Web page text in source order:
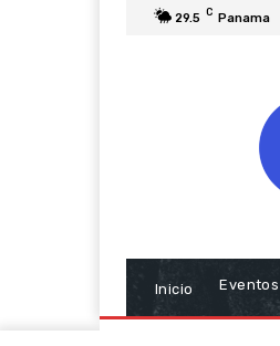
29.5 C Panama
Inicio Eventos